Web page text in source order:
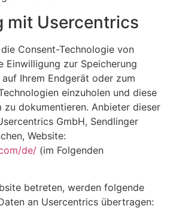
mit Usercentrics
Consent-Technologie von
Einwilligung zur Speicherung
Ihrem Endgerät oder zum
einzuholen und diese
dokumentieren. Anbieter dieser
GmbH, Sendlinger
Website:
de/ (im Folgenden
betreten, werden folgende
an Usercentrics übertragen: